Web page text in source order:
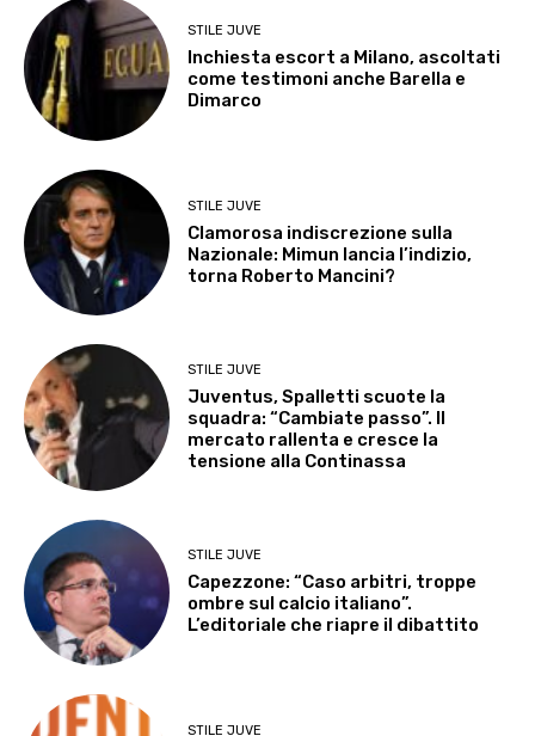
STILE JUVE
Inchiesta escort a Milano, ascoltati
come testimoni anche Barella e
Dimarco
STILE JUVE
Clamorosa indiscrezione sulla
Nazionale: Mimun lancia l’indizio,
torna Roberto Mancini?
STILE JUVE
Juventus, Spalletti scuote la
squadra: “Cambiate passo”. Il
mercato rallenta e cresce la
tensione alla Continassa
STILE JUVE
Capezzone: “Caso arbitri, troppe
ombre sul calcio italiano”.
L’editoriale che riapre il dibattito
STILE JUVE